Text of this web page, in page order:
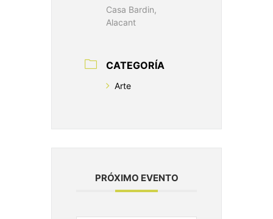
Casa Bardin,
Alacant
CATEGORÍA
Arte
PRÓXIMO EVENTO